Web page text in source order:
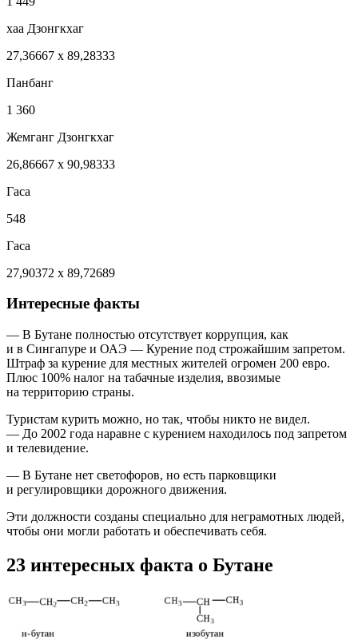
xаа Дзонгкхаг
27,36667 x 89,28333
Панбанг
1 360
Жемганг Дзонгкхаг
26,86667 x 90,98333
Гаса
548
Гаса
27,90372 x 89,72689
Интересные факты
— В Бутане полностью отсутствует коррупция, как
и в Сингапуре и ОАЭ — Курение под строжайшим запретом.
Штраф за курение для местных жителей огромен 200 евро.
Плюс 100% налог на табачные изделия, ввозимые
на территорию страны.
Туристам курить можно, но так, чтобы никто не видел.
— До 2002 года наравне с курением находилось под запретом
и телевидение.
— В Бутане нет светофоров, но есть парковщики
и регулировщики дорожного движения.
Эти должности созданы специально для неграмотных людей,
чтобы они могли работать и обеспечивать себя.
23 интересных факта о Бутане